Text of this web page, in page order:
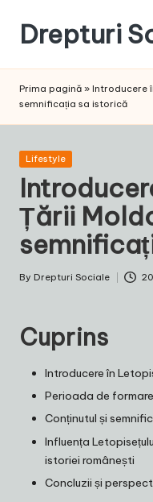
content
Drepturi
Sociale:
Schimbarea
Noastră!
Prima pagină » Introducere
semnificația sa istorică
Posted
Lifestyle
Țării
Posted
By Drepturi Sociale
Cuprins
Introducere în
Perioada de
Conținutul și
Influența
istoriei românești
Concluzii și